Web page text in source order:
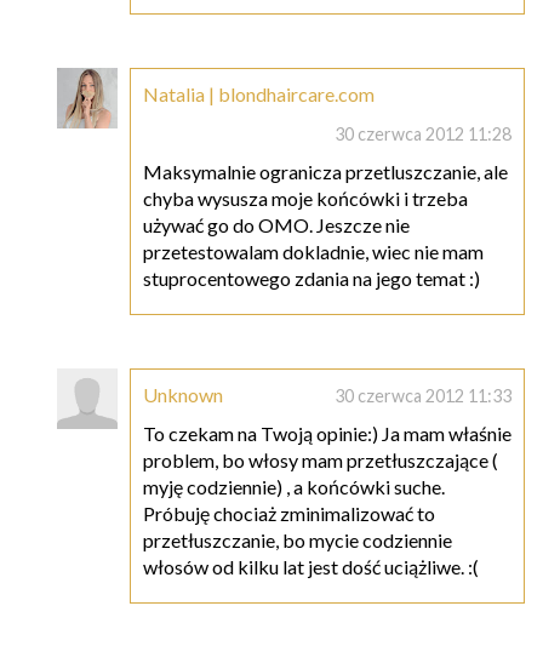
Natalia | blondhaircare.com
30 czerwca 2012 11:28
Maksymalnie ogranicza przetluszczanie, ale
chyba wysusza moje końcówki i trzeba
używać go do OMO. Jeszcze nie
przetestowalam dokladnie, wiec nie mam
stuprocentowego zdania na jego temat :)
Unknown 30 czerwca 2012 11:33
To czekam na Twoją opinie:) Ja mam właśnie
problem, bo włosy mam przetłuszczające (
myję codziennie) , a końcówki suche.
Próbuję chociaż zminimalizować to
przetłuszczanie, bo mycie codziennie
włosów od kilku lat jest dość uciążliwe. :(